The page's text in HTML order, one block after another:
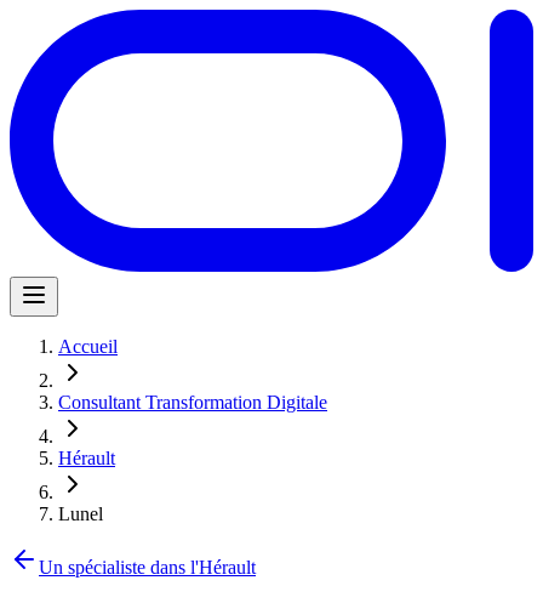
Accueil
Consultant Transformation Digitale
Hérault
Lunel
Un spécialiste dans l'Hérault